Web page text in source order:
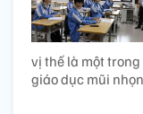
vị thế là một
giáo dục mũi